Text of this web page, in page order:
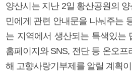
양산시는 지난 2일 황산공원의
민에게 관련 안내문을 나눠주는
는 지역에서 생산되는 특색있는
홈페이지와 SNS, 전단 등 온오프
해 고향사랑기부제를 알릴 계획